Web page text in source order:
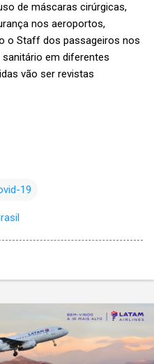
de máscaras cirúrgicas,
nos aeroportos,
o Staff dos passageiros nos
em diferentes
vão ser revistas
19